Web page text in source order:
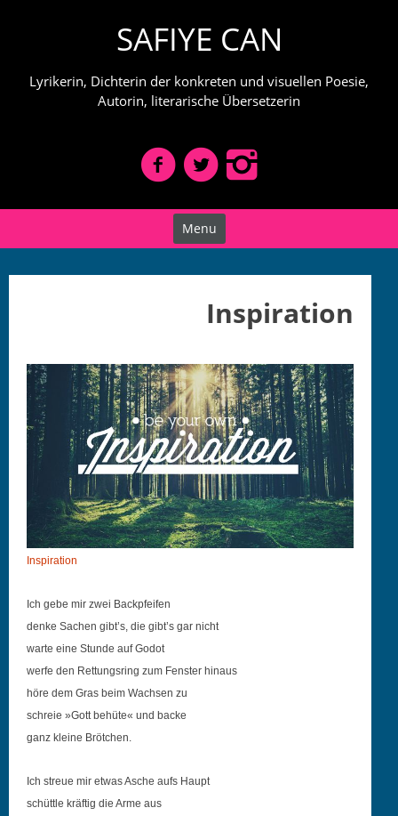
SAFIYE CAN
Lyrikerin, Dichterin der konkreten und visuellen Poesie,
Autorin, literarische Übersetzerin
Menu
Inspiration
Inspi­ra­tion
Ich gebe mir zwei Backpfeifen
denke Sachen gibt’s, die gibt’s gar nicht
warte eine Stunde auf Godot
werfe den Ret­tungsring zum Fen­ster hinaus
höre dem Gras beim Wach­sen zu
schreie »Gott behüte« und backe
ganz kleine Brötchen.
Ich streue mir etwas Asche aufs Haupt
schüt­tle kräftig die Arme aus